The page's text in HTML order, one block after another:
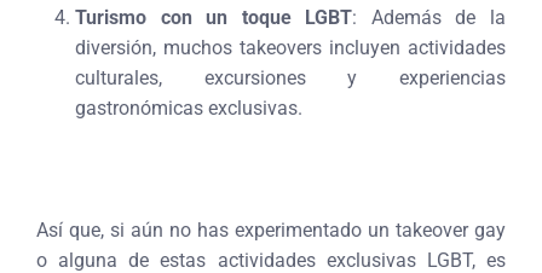
Turismo con un toque LGBT: Además de la
diversión, muchos takeovers incluyen actividades
culturales, excursiones y experiencias
gastronómicas exclusivas.
Así que, si aún no has experimentado un takeover gay
o alguna de estas actividades exclusivas LGBT, es